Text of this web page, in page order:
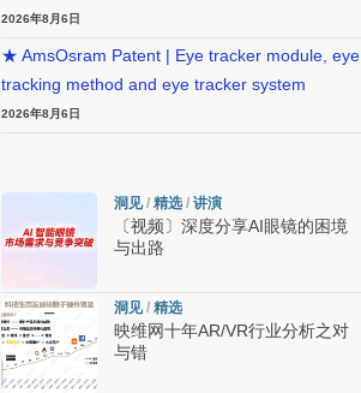
2026年8月6日
★ AmsOsram Patent | Eye tracker module, eye
tracking method and eye tracker system
2026年8月6日
洞见/ 精选 / 讲演
〔视频〕深度分享AI眼镜的困境
与出路
洞见/ 精选
映维网十年AR/VR行业分析之对
与错